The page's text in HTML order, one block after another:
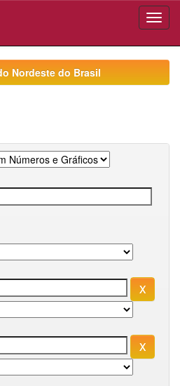
Nordeste do Brasil